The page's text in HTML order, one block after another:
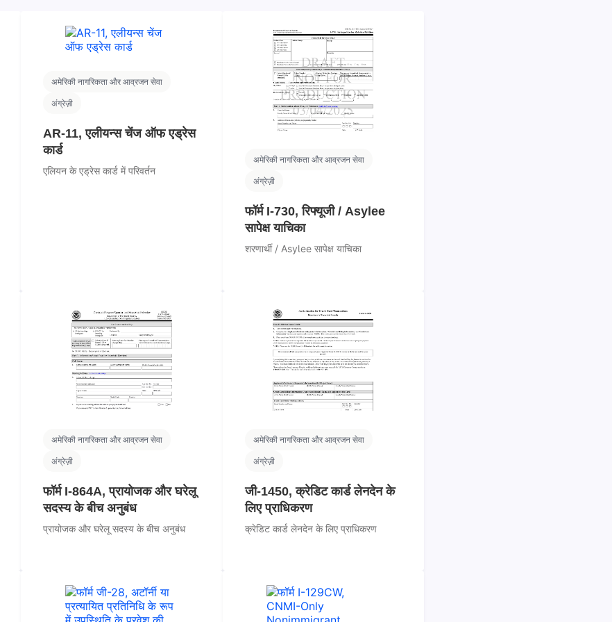
अमेरिकी नागरिकता और आव्रजन सेवा
अंग्रेज़ी
AR-11, एलीयन्स चेंज ऑफ एड्रेस
कार्ड
एलियन के एड्रेस कार्ड में परिवर्तन
अमेरिकी नागरिकता और आव्रजन सेवा
अंग्रेज़ी
फॉर्म I-730, रिफ्यूजी / Asylee
सापेक्ष याचिका
शरणार्थी / Asylee सापेक्ष याचिका
अमेरिकी नागरिकता और आव्रजन सेवा
अंग्रेज़ी
फॉर्म I-864A, प्रायोजक और घरेलू
सदस्य के बीच अनुबंध
प्रायोजक और घरेलू सदस्य के बीच अनुबंध
अमेरिकी नागरिकता और आव्रजन सेवा
अंग्रेज़ी
जी-1450, क्रेडिट कार्ड लेनदेन के
लिए प्राधिकरण
क्रेडिट कार्ड लेनदेन के लिए प्राधिकरण